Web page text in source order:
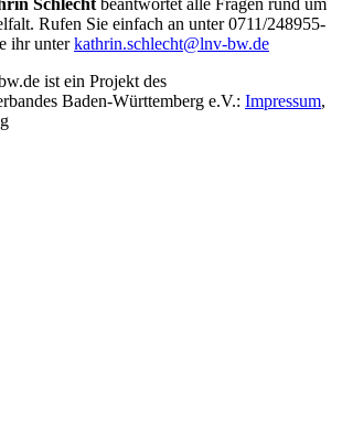
Schlecht beantwortet alle Fragen rund um
Rufen Sie einfach an unter 0711/248955-
ihr unterkathrin.schlecht@lnv-bw.de
ist ein Projekt des
Baden-Württemberg e.V.: Impressum,